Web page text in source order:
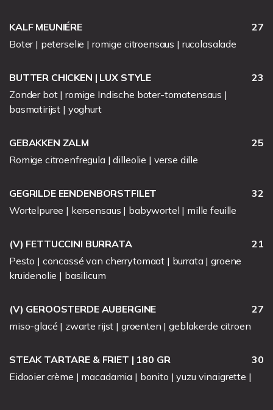
KALF MEUNIÉRE
27
Boter | peterselie | romige citroensaus | rucolasalade
BUTTER CHICKEN | LUX STYLE
23
Zonder bot | romige Indische boter-tomatensaus |
basmatirijst | yoghurt
GEBAKKEN ZALM
25
Romige citroenfregula | dilleolie | verse dille
GEGRILDE EENDENBORSTFILET
32
Wortelpuree | kersensaus | babywortel | mille feuille
(V) FETTUCCINI BURRATA
21
Pesto | concassé van cherrytomaat | burrata | groene
kruidenolie | basilicum
(V) GEROOSTERDE AUBERGINE
27
miso-glacé | zwarte rijst | groenten | geblakerde citroen
STEAK TARTARE & FRIET | 180 GR
30
Eidooier crème | macadamia | bonito | yuzu vinaigrette |